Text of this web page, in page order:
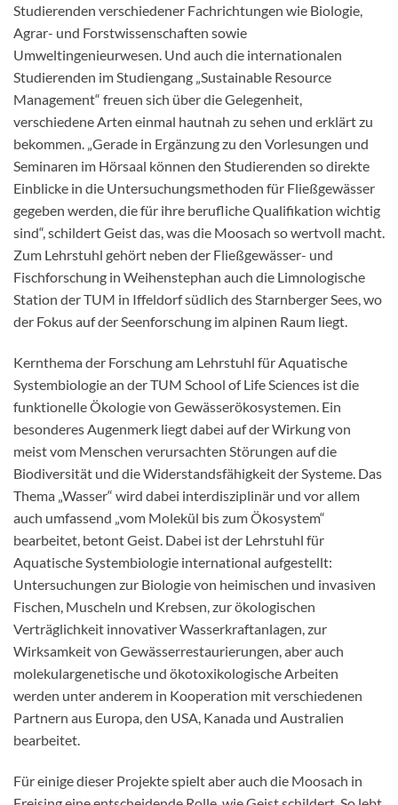
Studierenden verschiedener Fachrichtungen wie Biologie,
Agrar- und Forstwissenschaften sowie
Umweltingenieurwesen. Und auch die internationalen
Studierenden im Studiengang „Sustainable Resource
Management“ freuen sich über die Gelegenheit,
verschiedene Arten einmal hautnah zu sehen und erklärt zu
bekommen. „Gerade in Ergänzung zu den Vorlesungen und
Seminaren im Hörsaal können den Studierenden so direkte
Einblicke in die Untersuchungsmethoden für Fließgewässer
gegeben werden, die für ihre berufliche Qualifikation wichtig
sind“, schildert Geist das, was die Moosach so wertvoll macht.
Zum Lehrstuhl gehört neben der Fließgewässer- und
Fischforschung in Weihenstephan auch die Limnologische
Station der TUM in Iffeldorf südlich des Starnberger Sees, wo
der Fokus auf der Seenforschung im alpinen Raum liegt.
Kernthema der Forschung am Lehrstuhl für Aquatische
Systembiologie an der TUM School of Life Sciences ist die
funktionelle Ökologie von Gewässerökosystemen. Ein
besonderes Augenmerk liegt dabei auf der Wirkung von
meist vom Menschen verursachten Störungen auf die
Biodiversität und die Widerstandsfähigkeit der Systeme. Das
Thema „Wasser“ wird dabei interdisziplinär und vor allem
auch umfassend „vom Molekül bis zum Ökosystem“
bearbeitet, betont Geist. Dabei ist der Lehrstuhl für
Aquatische Systembiologie international aufgestellt:
Untersuchungen zur Biologie von heimischen und invasiven
Fischen, Muscheln und Krebsen, zur ökologischen
Verträglichkeit innovativer Wasserkraftanlagen, zur
Wirksamkeit von Gewässerrestaurierungen, aber auch
molekulargenetische und ökotoxikologische Arbeiten
werden unter anderem in Kooperation mit verschiedenen
Partnern aus Europa, den USA, Kanada und Australien
bearbeitet.
Für einige dieser Projekte spielt aber auch die Moosach in